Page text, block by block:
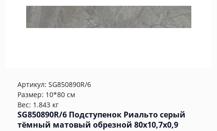
Артикул: SG850890R/6
Размер: 10*80 см
Вес: 1.843 кг
SG850890R/6 Подступенок Риальто серый
тёмный матовый обрезной 80x10,7x0,9